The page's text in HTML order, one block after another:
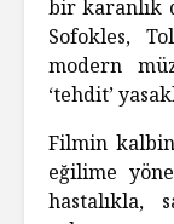
bir karanlık
Sofokles,
modern
‘tehdit’
Filmin
eğilime
hastalıkla,